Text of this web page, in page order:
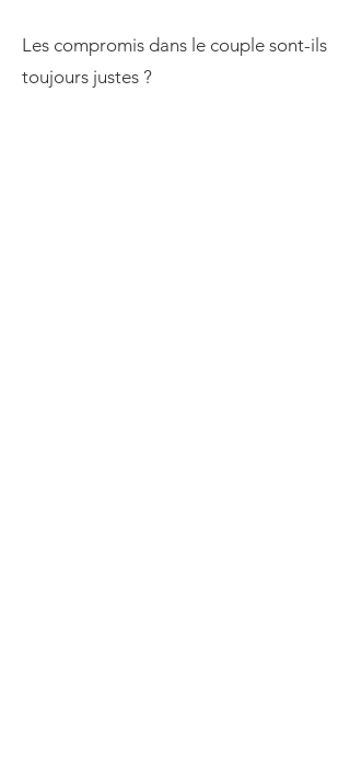
Les compromis dans le couple sont-ils
toujours justes ?